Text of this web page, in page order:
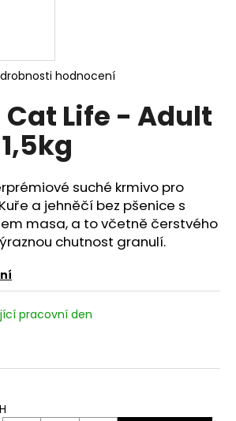
hodnocení
Life - Adult
suché krmivo pro
a jehněčí bez pšenice s
masa, a to včetně čerstvého
chutnost granulí.
pracovní den
HLEDAT